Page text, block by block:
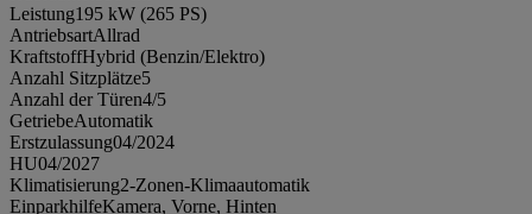
Leistung195 kW (265 PS)
AntriebsartAllrad
KraftstoffHybrid (Benzin/Elektro)
Anzahl Sitzplätze5
Anzahl der Türen4/5
GetriebeAutomatik
Erstzulassung04/2024
HU04/2027
Klimatisierung2-Zonen-Klimaautomatik
EinparkhilfeKamera, Vorne, Hinten